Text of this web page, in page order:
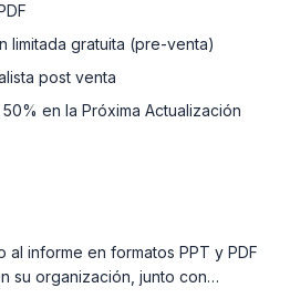
limitada gratuita (pre-venta)
post venta
en la Próxima Actualización
al informe en formatos PPT y PDF
su organización, junto con